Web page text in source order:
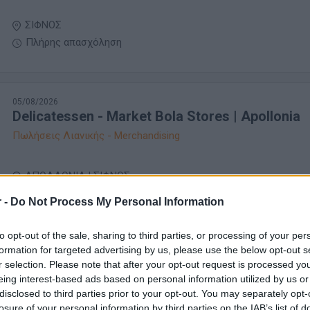
- Do Not Process My Personal Information
opt-out of the sale, sharing to third parties, or processing of your
for targeted advertising by us, please use the below opt-out
selection. Please note that after your opt-out request is processed
interest-based ads based on personal information utilized by us
to third parties prior to your opt-out. You may separately
ΣΙΦΝΟΣ
Πλήρης απασχόληση
05/08/2026
Delicatessen - Market Bola Stores | Apollonia
Πωλήσεις Λιανικής - Merchandising
ΑΠΟΛΛΩΝΙΑ | ΣΙΦΝΟΣ
1500 € ανά μήνα καθαρά
24/07/2026
Βοηθός Μάγειρα / Μαγείρισσα
Τουρισμός - Ξενοδοχεία